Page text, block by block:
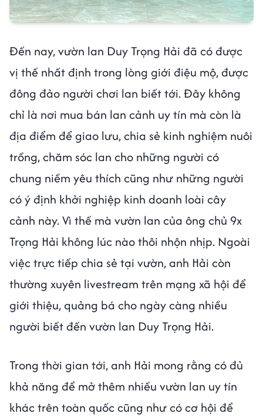
Đến nay, vườn lan Duy Trọng Hải đã có được
vị thế nhất định trong lòng giới điệu mộ, được
đông đảo người chơi lan biết tới. Đây không
chỉ là nơi mua bán lan cảnh uy tín mà còn là
địa điểm để giao lưu, chia sẻ kinh nghiệm nuôi
trồng, chăm sóc lan cho những người có
chung niềm yêu thích cũng như những người
có ý định khởi nghiệp kinh doanh loài cây
cảnh này. Vì thế mà vườn lan của ông chủ 9x
Trọng Hải không lúc nào thôi nhộn nhịp. Ngoài
việc trực tiếp chia sẻ tại vườn, anh Hải còn
thường xuyên livestream trên mạng xã hội để
giới thiệu, quảng bá cho ngày càng nhiều
người biết đến vườn lan Duy Trọng Hải.
Trong thời gian tới, anh Hải mong rằng có đủ
khả năng để mở thêm nhiều vườn lan uy tín
khác trên toàn quốc cũng như có cơ hội để